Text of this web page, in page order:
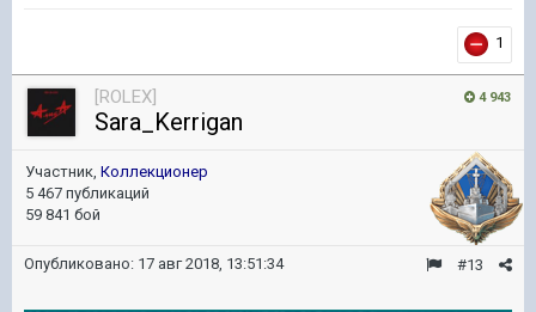
1
4 943
[ROLEX]
Sara_Kerrigan
Участник, Коллекционер
5 467 публикаций
59 841 бой
#13
Опубликовано: 17 авг 2018, 13:51:34